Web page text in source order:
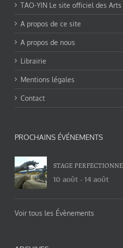
TAO-YIN Le site officiel des
A propos de ce site
A propos de nous
Librairie
Mentions légales
Contact
PROCHAINS ÉVÉNEMENTS
STAGE
10 août - 14 août
Voir tous les Évènements